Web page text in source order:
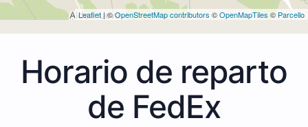
Leaflet | ©OpenStreetMap contributors ©OpenMapTiles © Parcello
Horario de reparto
de FedEx